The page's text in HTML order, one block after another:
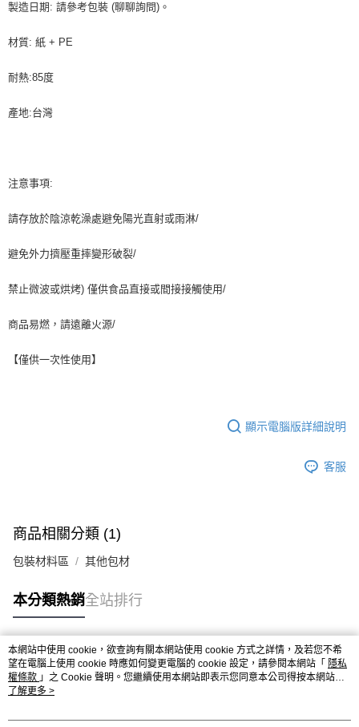
３．收到繳費通知簡訊後14天內，點擊此簡訊中的連結，可透過四大超商／
購買商品的店家。未經商家同意取消之訂單仍視為有效，需透過AFTEE先享
※ 交易是否成功請以「AFTEE先享後付 」之結帳頁面顯示為準，若有關於
權轉讓予恩沛科技股份有限公司。
２．關於個人資料處理事宜，請瀏覽以下網址：
３．未成年的使用者請事先徵得法定代理人或監護人之同意方可使用
任。
４．使用「AFTEE先享後付」時，將依據個別帳號之用戶狀況，依本公司即
請求用戶進行身份認證。
恩沛科技股份有限公司將有權停止該用戶之使用額度並採取法律行動。
9.5kg
每筆NT$90，滿NT$990(含以上)免運費
kg
每筆NT$90，滿NT$990(含以上)免運費
每筆NT$90，滿NT$990(含以上)免運費
離島客戶-中華郵政
製造日期: 請參考包裝 (聊聊詢問)。
材質: 紙 + PE
耐熱:85度
產地:台灣
注意事項:
請存放於陰涼乾澡處避免陽光直射或雨淋/
避免外力擠壓重摔變形破裂/
禁止微波或烘烤) 僅供食品直接或間接接觸使用/
商品易燃，請遠離火源/
【僅供一次性使用】
顯示電腦版詳細說明
客服
商品相關分類 (1)
包裝材料區 其他包材
本分類熱銷全站排行
熱門標籤
本網站中使用 cookie，欲查詢有關本網站使用 cookie 方式之詳情，及若您不希
望在電腦上使用 cookie 時應如何變更電腦的 cookie 設定，請參閱本網站「 隱私
權條款 」之 Cookie 聲明。您繼續使用本網站即表示您同意本公司得按本網站使
用條款之 Cookie 聲明使用 cookie。
了解更多 >